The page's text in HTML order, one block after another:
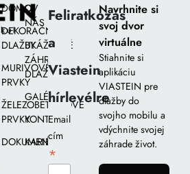
DOMOV
DEKORAČNÉ
DLAŽBY
MURIVOVÉ
PRVKY
ŽELEZOBETÓNOVÉ
PRVKY
DOKUMENTY
O
NÁS
UKÁŽKOVÉ
ZÁHRADY
DLAŽIEB
GALÉRIA
KONTAKT
KARIÉRA
Feliratkozás
a
Viastein
hírlevélre
Email
cím
*
Navrhnite si
svoj dvor
virtuálne
Stiahnite si
aplikáciu
VIASTEIN pre
dlažby do
svojho mobilu a
vdýchnite svojej
záhrade život.